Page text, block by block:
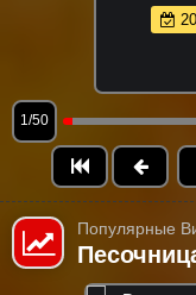
1/50
Популярные